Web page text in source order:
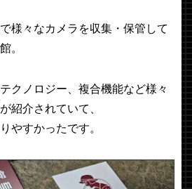
様々なカメラを収集・保管して
。
クノロジー、複合機能など様々
紹介されていて、
やすかったです。